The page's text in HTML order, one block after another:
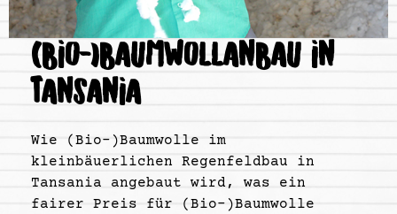
(BIO-)BAUMWOLLANBAU IN
TANSANIA
Wie (Bio-)Baumwolle im
kleinbäuerlichen Regenfeldbau in
Tansania angebaut wird, was ein
fairer Preis für (Bio-)Baumwolle